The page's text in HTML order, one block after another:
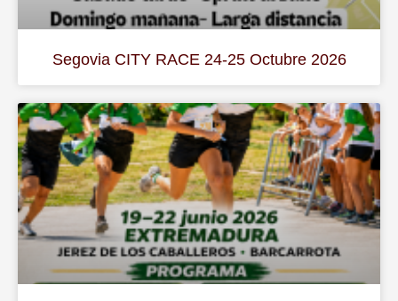
Segovia CITY RACE 24-25 Octubre 2026